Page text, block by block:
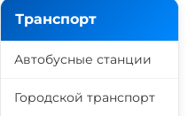
Транспорт
Автобусные станции
Городской транспорт